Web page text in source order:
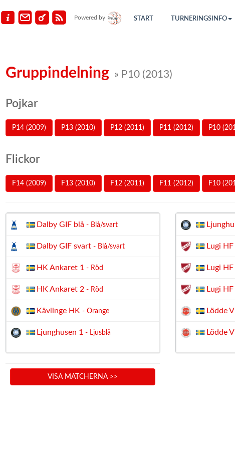
Powered by START TURNERINGSINFO
Gruppindelning » P10 (2013)
Pojkar
P14 (2009) P13 (2010) P12 (2011) P11 (2012) P10
Flickor
F14 (2009) F13 (2010) F12 (2011) F11 (2012) F10
Dalby GIF blå - Blå/svart
Dalby GIF svart - Blå/svart
HK Ankaret 1 - Röd
HK Ankaret 2 - Röd
Kävlinge HK - Orange
Ljunghusen 1 - Ljusblå
Lugi HF
Lugi HF
Lugi HF
Lödde
Lödde
VISA MATCHERNA >>